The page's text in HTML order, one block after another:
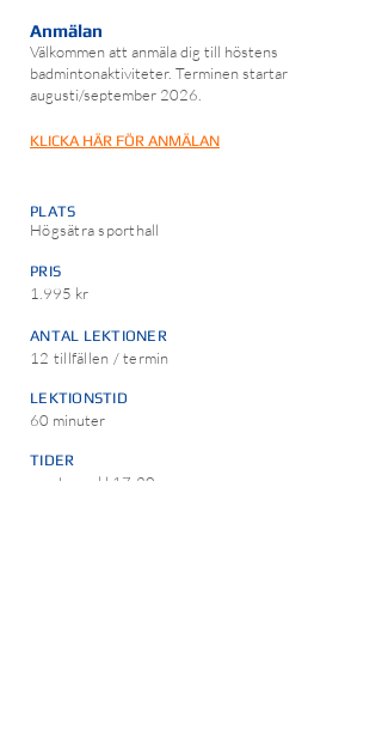
Anmälan
Välkommen att anmäla dig till höstens
badmintonaktiviteter. Terminen startar
augusti/september 2026.
KLICKA HÄR FÖR ANMÄLAN
PLATS
Högsätrasporthall
PRIS
1.995 kr
ANTAL LEKTIONER
12 tillfällen / termin
LEKTIONSTID
60 minuter
TIDER
onsdagar kl 17-20